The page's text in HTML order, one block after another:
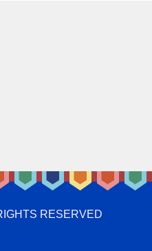
RESERVED